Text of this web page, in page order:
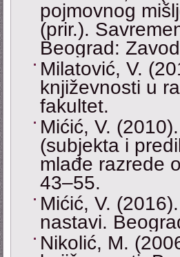
pojmovnog
(prir.).
Beograd:
Milatović, V.
književnosti u
fakultet.
Mićić, V.
(subjekta i
mlađe razrede
43–55.
Mićić, V.
nastavi.
Nikolić, M.